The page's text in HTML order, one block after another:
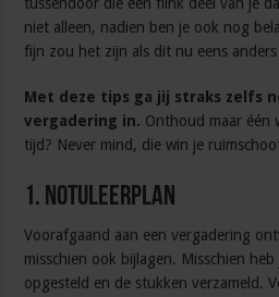
niet alleen, nadien ben je ook nog
fijn zou het zijn als dit nu eens
Met deze tips ga jij straks zelfs
vergadering in. Onthoud maar één
tijd? Never mind, die win je
1. Notuleerplan
Voorafgaand aan een vergadering
misschien ook bijlagen. Misschien
opgesteld en de stukken verzameld.